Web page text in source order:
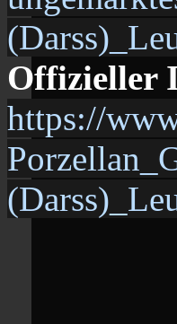
Offizieller
https://